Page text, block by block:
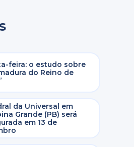
feira: o estudo sobre
do Reino de
da Universal em
Grande (PB) será
em 13 de